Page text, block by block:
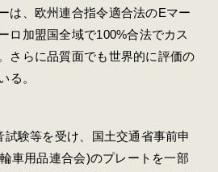
は、欧州連合指令適合法のEマー
ロ加盟国全域で100%合法でカス
さらに品質面でも世界的に評価の
る。
験等を受け、国土交通省事前申
車用品連合会)のプレートを一部